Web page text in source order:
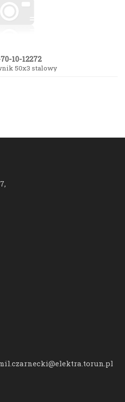
10-12272
50x3 stalowy